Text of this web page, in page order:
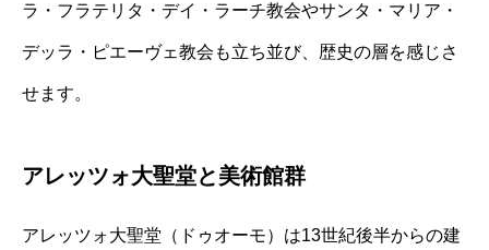
ラ・フラテリタ・デイ・ラーチ教会やサンタ・マリア・
デッラ・ピエーヴェ教会も立ち並び、歴史の層を感じさ
せます。
アレッツォ大聖堂と美術館群
アレッツォ大聖堂（ドゥオーモ）は13世紀後半からの建